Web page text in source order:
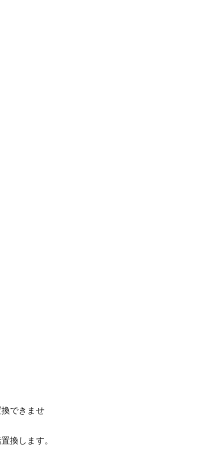
できませ
換します。